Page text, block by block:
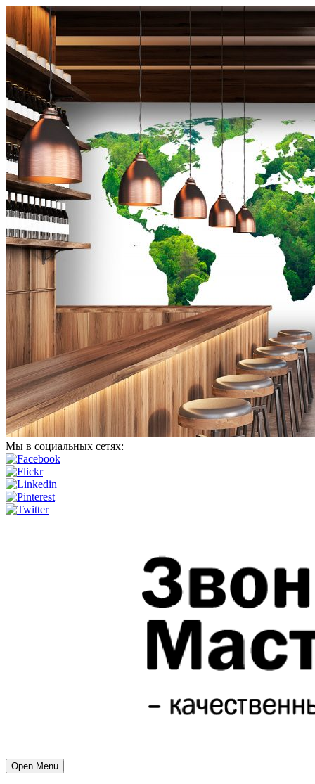
Мы в социальных сетях:
Open Menu